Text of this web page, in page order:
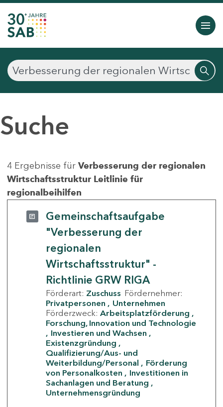
Suche
4 Ergebnisse für Verbesserung der regionalen
Wirtschaftsstruktur Leitlinie für
regionalbeihilfen
Gemeinschaftsaufgabe
"Verbesserung der
regionalen
Wirtschaftsstruktur" -
Richtlinie GRW RIGA
Förderart: Zuschuss Fördernehmer:
Privatpersonen
Unternehmen
Förderzweck: Arbeitsplatzförderung
Forschung, Innovation und Technologie
Investieren und Wachsen
Existenzgründung
Qualifizierung/Aus- und
Weiterbildung/Personal
Förderung
von Personalkosten
Investitionen in
Sachanlagen und Beratung
Unternehmensgründung